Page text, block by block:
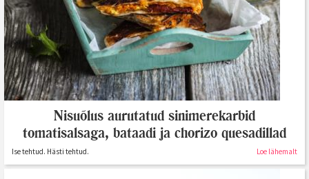
Nisuõlus aurutatud sinimerekarbid
tomatisalsaga, bataadi ja chorizo quesadillad
Ise tehtud. Hästi tehtud. Loe lähemalt